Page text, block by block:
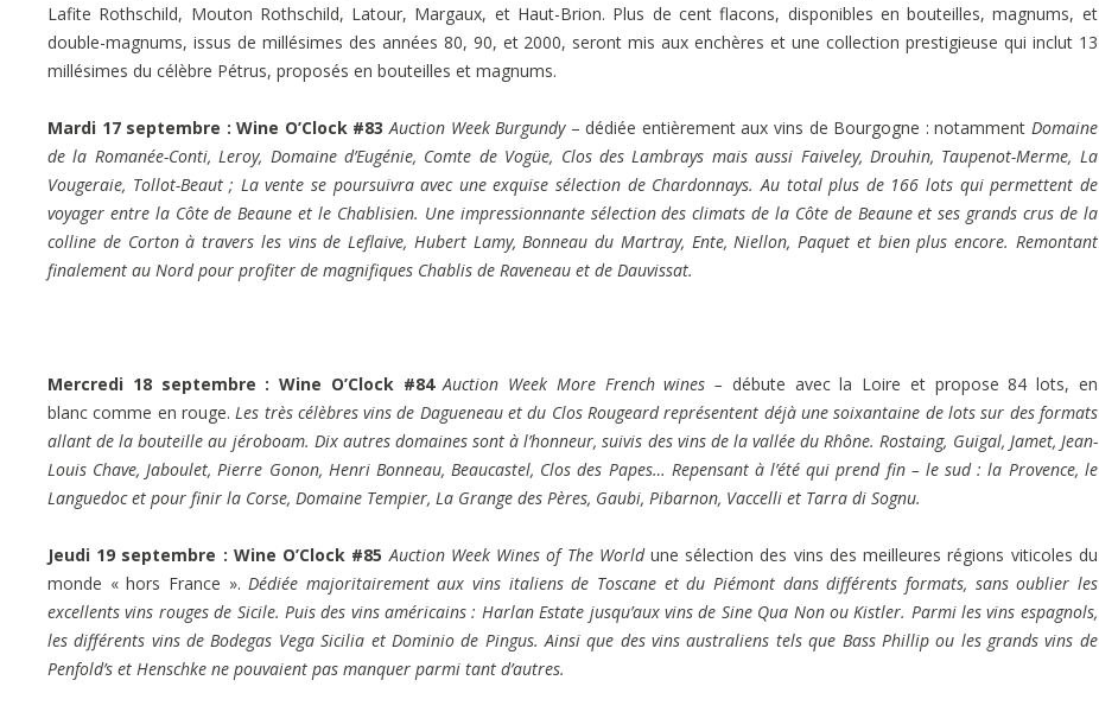
Lafite Rothschild, Mouton Rothschild, Latour, Margaux, et Haut-Brion. Plus de cent flacons, disponibles en bouteilles, magnums, et
double-magnums, issus de millésimes des années 80, 90, et 2000, seront mis aux enchères et une collection prestigieuse qui inclut 13
millésimes du célèbre Pétrus, proposés en bouteilles et magnums.
Mardi 17 septembre :Wine O’Clock #83 Auction Week Burgundy– dédiée entièrement aux vins de Bourgogne : notamment Domaine
de la Romanée-Conti, Leroy, Domaine d’Eugénie, Comte de Vogüe, Clos des Lambrays mais aussi Faiveley, Drouhin, Taupenot-Merme, La
Vougeraie, Tollot-Beaut ; La vente se poursuivra avec une exquise sélection de Chardonnays. Au total plus de 166 lots qui permettent de
voyager entre la Côte de Beaune et le Chablisien. Une impressionnante sélection des climats de la Côte de Beaune et ses grands crus de la
colline de Corton à travers les vins de Leflaive, Hubert Lamy, Bonneau du Martray, Ente, Niellon, Paquet et bien plus encore. Remontant
finalement au Nord pour profiter de magnifiques Chablis de Raveneau et de Dauvissat.
Mercredi 18 septembre :Wine O’Clock #84 Auction Week More French wines – débute avec la Loire et propose 84 lots, en
blanc comme en rouge. Les très célèbres vins de Dagueneau et du Clos Rougeard représentent déjà une soixantaine de lots sur des formats
allant de la bouteille au jéroboam. Dix autres domaines sont à l’honneur, suivis des vins de la vallée du Rhône. Rostaing, Guigal, Jamet, Jean-
Louis Chave, Jaboulet, Pierre Gonon, Henri Bonneau, Beaucastel, Clos des Papes… Repensant à l’été qui prend fin – le sud : la Provence, le
Languedoc et pour finir la Corse, Domaine Tempier, La Grange des Pères, Gaubi, Pibarnon, Vaccelli et Tarra di Sognu.
Jeudi 19 septembre : Wine O’Clock #85 Auction Week Wines of The Worldune sélection des vins des meilleures régions viticoles du
monde « hors France ». Dédiée majoritairement aux vins italiens de Toscane et du Piémont dans différents formats, sans oublier les
excellents vins rouges de Sicile. Puis des vins américains : Harlan Estate jusqu’aux vins de Sine Qua Non ou Kistler. Parmi les vins espagnols,
les différents vins de Bodegas Vega Sicilia et Dominio de Pingus. Ainsi que des vins australiens tels que Bass Phillip ou les grands vins de
Penfold’s et Henschke ne pouvaient pas manquer parmi tant d’autres.